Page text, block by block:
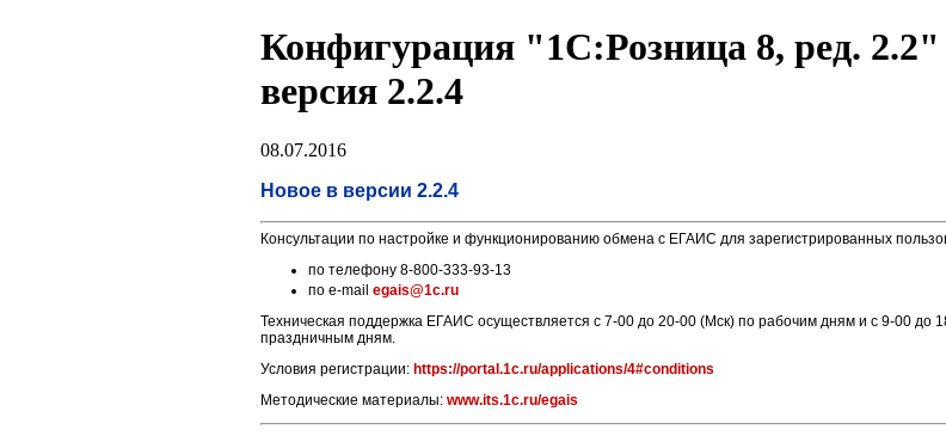
Конфигурация "1С:Розница 8, ред.
версия 2.2.4
08.07.2016
Новое в версии 2.2.4
Консультации по настройке и функционированию обмена с ЕГАИС для зарегистрированных
по телефону 8-800-333-93-13
по e-mail egais@1c.ru
Техническая поддержка ЕГАИС осуществляется с 7-00 до 20-00 (Мск) по рабочим дням и с 9-00 до
праздничным дням.
Условия регистрации: https://portal.1c.ru/applications/4#conditions
Методические материалы: www.its.1c.ru/egais